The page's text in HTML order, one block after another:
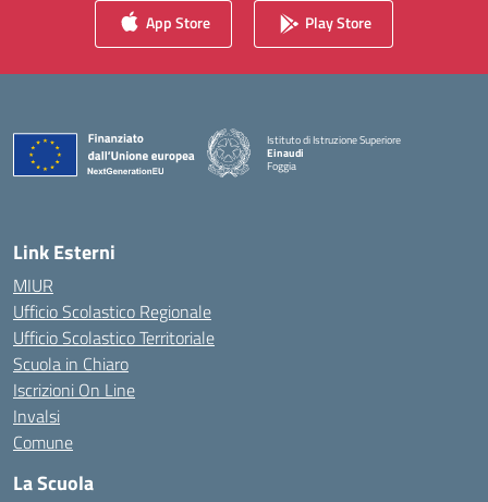
App Store Play Store
Istituto di Istruzione Superiore
Einaudi
Foggia
— Visita la pagina iniziale della scuola
Link Esterni
MIUR
Ufficio Scolastico Regionale
Ufficio Scolastico Territoriale
Scuola in Chiaro
Iscrizioni On Line
Invalsi
Comune
La Scuola